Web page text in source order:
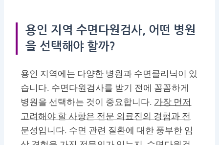
용인 지역 수면다원검사, 어떤 병원
을 선택해야 할까?
용인 지역에는 다양한 병원과 수면클리닉이 있
습니다. 수면다원검사를 받기 전에 꼼꼼하게
병원을 선택하는 것이 중요합니다. 가장 먼저
고려해야 할 사항은 전문 의료진의 경험과 전
문성입니다. 수면 관련 질환에 대한 풍부한 임